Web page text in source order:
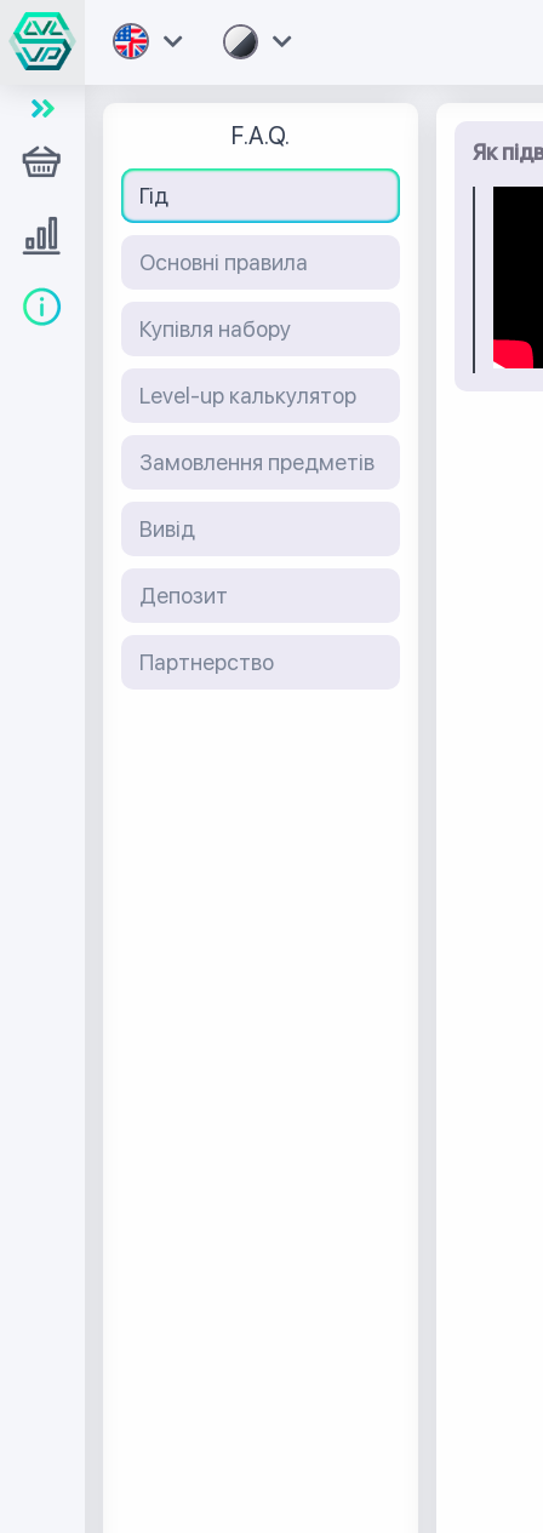
Магазин
F.A.Q.
Гід
Основні правила
Купівля набору
Level-up калькулятор
Замовлення предметів
Вивід
Депозит
Партнерство
Як